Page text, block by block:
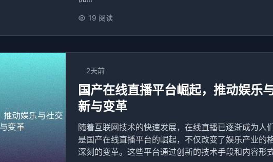
19 阅读
2天前
国产在线直播平台崛起，推动娱乐
新与变革
随着互联网技术的快速发展，在线直播已逐渐成为人
是国产在线直播平台的崛起，不仅改变了娱乐产业的
深刻的变革。这些平台通过创新的技术手段和内容形